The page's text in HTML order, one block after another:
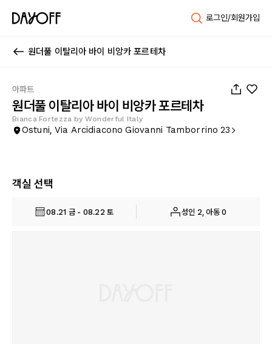
로그인/회원가입
원더풀 이탈리아 바이 비앙카 포르테차
아파트
원더풀 이탈리아 바이 비앙카 포르테차
Bianca Fortezza by Wonderful Italy
Ostuni, Via Arcidiacono Giovanni Tamborrino 23
객실 선택
08.21 금 - 08.22 토 성인 2, 아동 0